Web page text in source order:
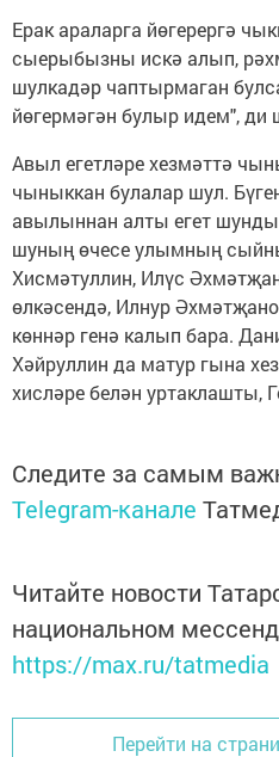
Ерак араларга йөгерергә
сыерыбызны искә алып,
шулкадәр чаптырмаган
йөгермәгән булыр идем", ди
Авыл егетләре хезмәттә
чыныккан булалар шул.
авылыннан алты егет
шуның өчесе улымның
Хисмәтуллин, Илүс
өлкәсендә, Илнур
көннәр генә калып бара.
Хәйруллин да матур гына
хисләре белән уртаклашты,
Следите за самым
Telegram-канале
Читайте новости
национальном
https://max.ru/tatmedia
Перейти на